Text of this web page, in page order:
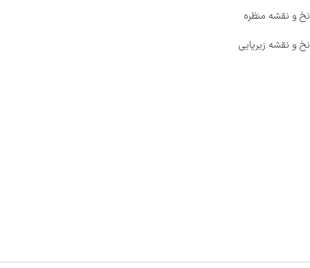
نخ و نقشه منظره
نخ و نقشه زیرپایی